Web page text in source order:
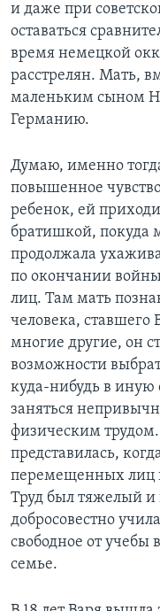
и даже при
оставаться
время немецкой
расстрелян. Мать,
маленьким сыном
Германию.
Думаю, именно
повышенное
ребенок, ей
братишкой, покуда
продолжала
по окончании
лиц. Там мать
человека,
многие другие, он
возможности
куда-нибудь в иную
заняться
физическим
представилась,
перемещенных лиц
Труд был тяжелый и
добросовестно
свободное от учебы
семье.